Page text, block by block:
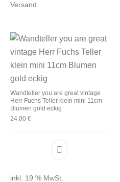
Versand
Wandteller you are great vintage
Herr Fuchs Teller klein mini 11cm
Blumen gold eckig
24,00€
inkl. 19 % MwSt.